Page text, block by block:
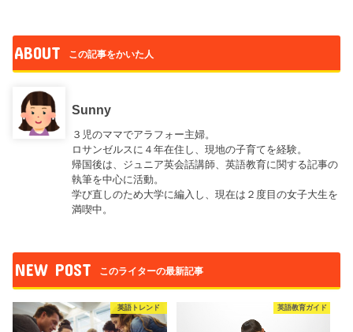
ABOUT この記事をかいた人
Sunny
３児のママでアラフォー主婦。
ロサンゼルスに４年在住し、現地の子育てを経験。
帰国後は、ジュニア英会話講師、英語教育に関する記事の
執筆を中心に活動。
学び直しのため大学に編入し、現在は２度目の女子大生を
満喫中。
NEW POST このライターの最新記事
英語トレンド 英語教育ガイド